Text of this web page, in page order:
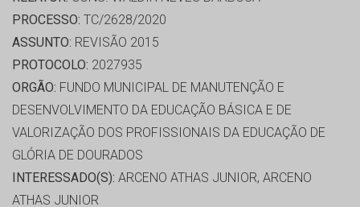
PROCESSO: TC/2628/2020
ASSUNTO: REVISÃO 2015
PROTOCOLO: 2027935
ORGÃO: FUNDO MUNICIPAL DE MANUTENÇÃO E
DESENVOLVIMENTO DA EDUCAÇÃO BÁSICA E DE
VALORIZAÇÃO DOS PROFISSIONAIS DA EDUCAÇÃO DE
GLÓRIA DE DOURADOS
INTERESSADO(S): ARCENO ATHAS JUNIOR, ARCENO
ATHAS JUNIOR